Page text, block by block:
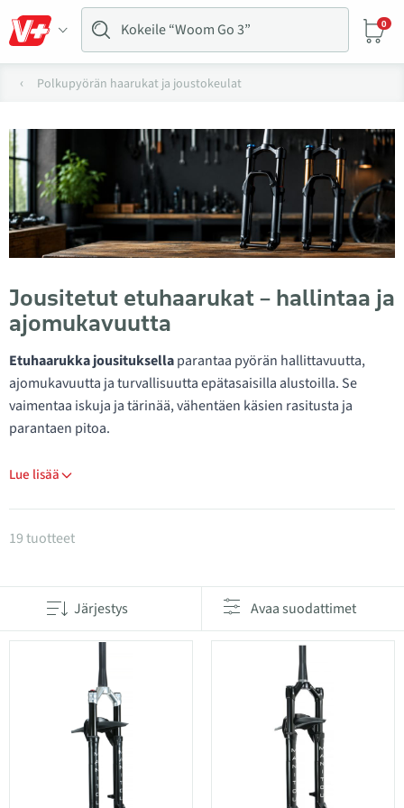
0
Polkupyörän haarukat ja joustokeulat
Jousitetut etuhaarukat – hallintaa ja
ajomukavuutta
Etuhaarukka jousituksellaparantaa pyörän hallittavuutta,
ajomukavuutta ja turvallisuutta epätasaisilla alustoilla. Se
vaimentaa iskuja ja tärinää, vähentäen käsien rasitusta ja
parantaen pitoa.
Lue lisää
Tuotteet kategoriassa Joustohaarukat
19 tuotteet
Järjestys Avaa suodattimet